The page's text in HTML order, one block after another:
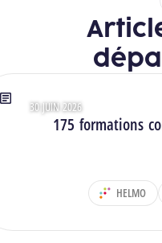
175 formations
Type : Articles
30 JUIN 2026
DÉPARTEMENT :
HELMO